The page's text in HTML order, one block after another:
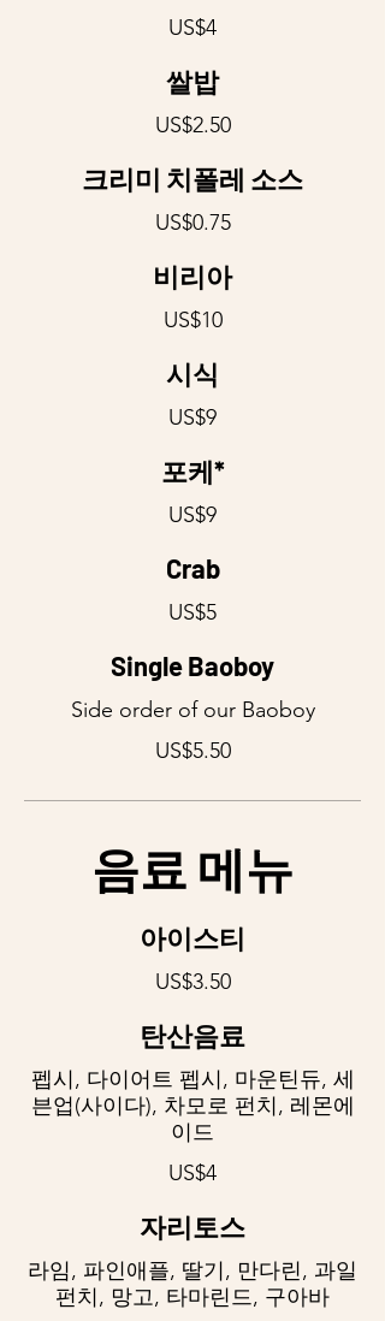
US$4
쌀밥
US$2.50
크리미 치폴레 소스
US$0.75
비리아
US$10
시식
US$9
포케*
US$9
Crab
US$5
Single Baoboy
Side order of our Baoboy
US$5.50
음료 메뉴
아이스티
US$3.50
탄산음료
펩시, 다이어트 펩시, 마운틴듀, 세
븐업(사이다), 차모로 펀치, 레몬에
이드
US$4
자리토스
라임, 파인애플, 딸기, 만다린, 과일
펀치, 망고, 타마린드, 구아바